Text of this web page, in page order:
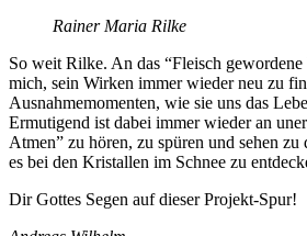
Rainer Maria Rilke
So weit Rilke. An das “Fleisch
mich, sein Wirken immer wieder neu zu
Ausnahmemomenten, wie sie uns das
Ermutigend ist dabei immer wieder an
Atmen” zu hören, zu spüren und sehen
es bei den Kristallen im Schnee zu
Dir Gottes Segen auf dieser Projekt-Spur!